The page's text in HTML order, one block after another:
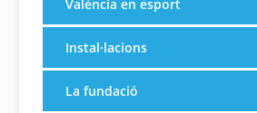
València en esport
Instal·lacions
La fundació